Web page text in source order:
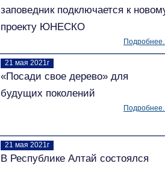
заповедник подключается к
проекту ЮНЕСКО
21 мая 2021г
«Посади свое дерево» для
будущих поколений
21 мая 2021г
В Республике Алтай состоялся